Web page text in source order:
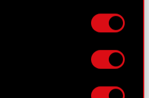
urządzenie, aktywnie
je zbiory
oraz ustaw własne